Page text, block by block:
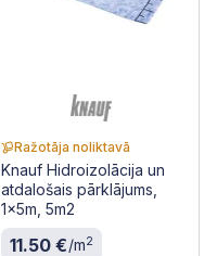
Ražotāja noliktavā
Knauf Hidroizolācija un
atdalošais pārklājums,
1x5m, 5m2
11.50 €/m2